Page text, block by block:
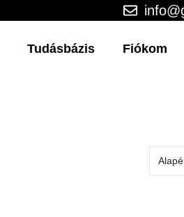
Tudásbázis Fiókom